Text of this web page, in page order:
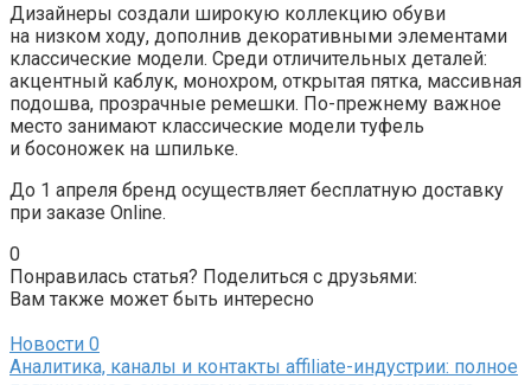
Дизайнеры создали широкую коллекцию обуви
на низком ходу, дополнив декоративными элементами
классические модели. Среди отличительных деталей:
акцентный каблук, монохром, открытая пятка, массивная
подошва, прозрачные ремешки. По-прежнему важное
место занимают классические модели туфель
и босоножек на шпильке.
До 1 апреля бренд осуществляет бесплатную доставку
при заказе Online.
0
Понравилась статья? Поделиться с друзьями:
Вам также может быть интересно
Новости 0
Аналитика, каналы и контакты affiliate-индустрии: полное